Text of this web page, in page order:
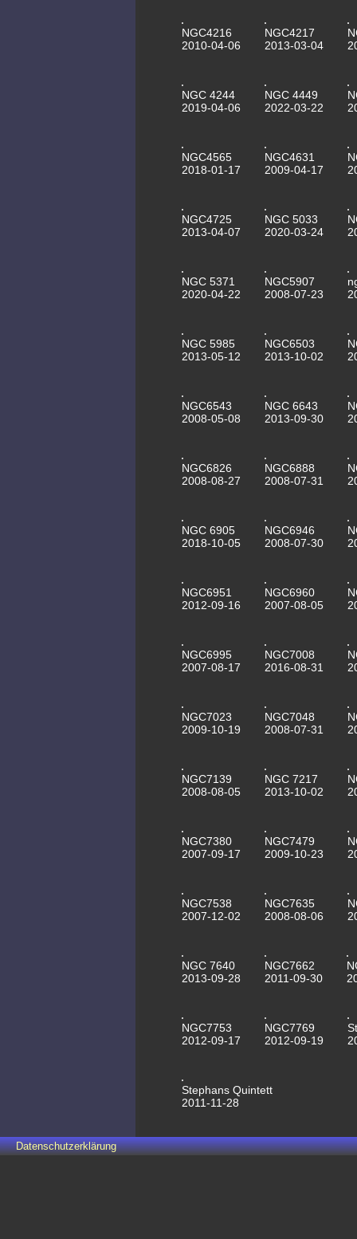
NGC4216
2010-04-06
NGC4217
2013-03-04
NGC 4244
2019-04-06
NGC 4449
2022-03-22
NGC4565
2018-01-17
NGC4631
2009-04-17
NGC4725
2013-04-07
NGC 5033
2020-03-24
NGC 5371
2020-04-22
NGC5907
2008-07-23
NGC 5985
2013-05-12
NGC6503
2013-10-02
NGC6543
2008-05-08
NGC 6643
2013-09-30
NGC6826
2008-08-27
NGC6888
2008-07-31
NGC 6905
2018-10-05
NGC6946
2008-07-30
NGC6951
2012-09-16
NGC6960
2007-08-05
NGC6995
2007-08-17
NGC7008
2016-08-31
NGC7023
2009-10-19
NGC7048
2008-07-31
NGC7139
2008-08-05
NGC 7217
2013-10-02
NGC7380
2007-09-17
NGC7479
2009-10-23
NGC7538
2007-12-02
NGC7635
2008-08-06
NGC 7640
2013-09-28
NGC7662
2011-09-30
NGC7753
2012-09-17
NGC7769
2012-09-19
Stephans Quintett
2011-11-28
Datenschutzerklärung